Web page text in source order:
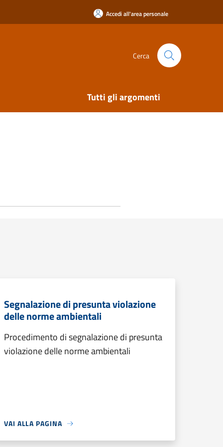
Accedi all'area personale
Cerca
Tutti gli argomenti
Segnalazione di presunta violazione
delle norme ambientali
Procedimento di segnalazione di presunta
violazione delle norme ambientali
VAI ALLA PAGINA